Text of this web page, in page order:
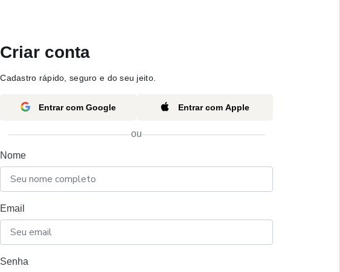
Criar conta
Cadastro rápido, seguro e do seu jeito.
Entrar com Google Entrar com Apple
ou
Nome
Email
Senha